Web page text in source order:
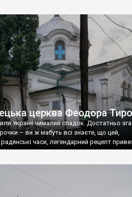
язичник, став Василем-
А потім було Хрещення Русі. На честь
названо місто […]
церква Феодора
Україні чималий спадок. Достатньо
– ви ж мабуть всі знаєте, що цей,
радянські часи, легендарний рецепт